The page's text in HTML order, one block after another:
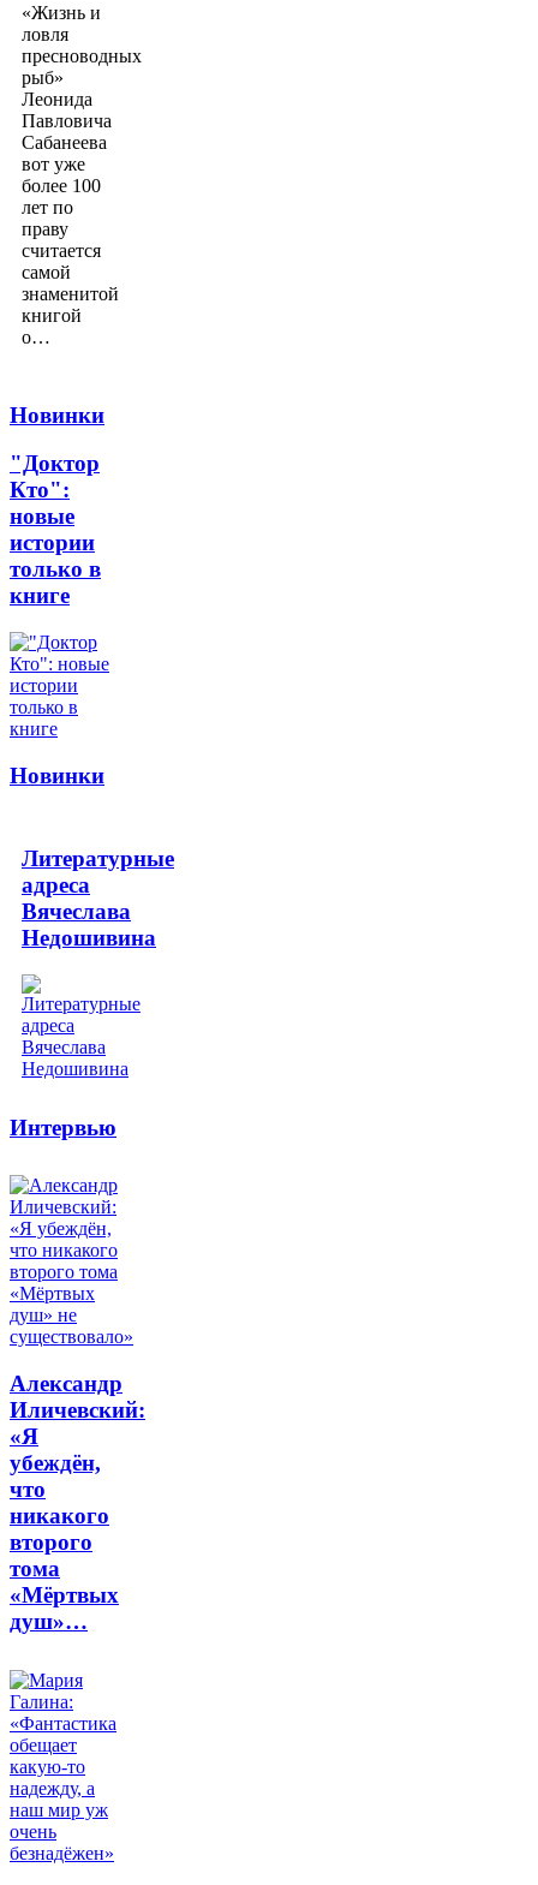
«Жизнь и
ловля
пресноводных
рыб»
Леонида
Павловича
Сабанеева
вот уже
более 100
лет по
праву
считается
самой
знаменитой
книгой
о…
Новинки
"Доктор
Кто":
новые
истории
только в
книге
Новинки
Литературные
адреса
Вячеслава
Недошивина
Интервью
Александр
Иличевский:
«Я
убеждён,
что
никакого
второго
тома
«Мёртвых
душ»…